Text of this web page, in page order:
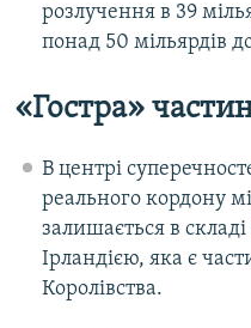
розлучення в 39
понад 50 мільярдів
«Гостра»
В центрі
реального кордону
залишається в
Ірландією, яка є
Королівства.